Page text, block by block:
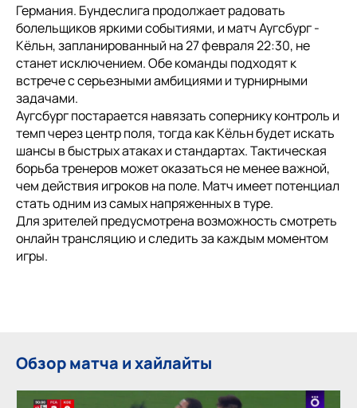
Германия. Бундеслига продолжает радовать
болельщиков яркими событиями, и матч Аугсбург -
Кёльн, запланированный на 27 февраля 22:30, не
станет исключением. Обе команды подходят к
встрече с серьезными амбициями и турнирными
задачами.
Аугсбург постарается навязать сопернику контроль и
темп через центр поля, тогда как Кёльн будет искать
шансы в быстрых атаках и стандартах. Тактическая
борьба тренеров может оказаться не менее важной,
чем действия игроков на поле. Матч имеет потенциал
стать одним из самых напряженных в туре.
Для зрителей предусмотрена возможность смотреть
онлайн трансляцию и следить за каждым моментом
игры.
Обзор матча и хайлайты